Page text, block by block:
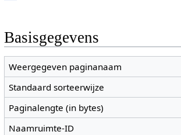
Basisgegevens
Weergegeven paginanaam
Standaard sorteerwijze
Paginalengte (in bytes)
Naamruimte-ID